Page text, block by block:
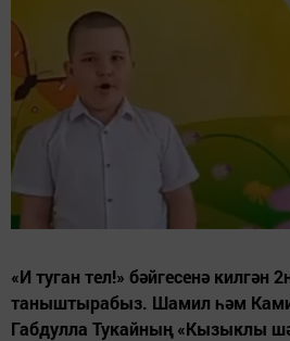
«И туган тел!» бәйгесенә килгән
таныштырабыз. Шамил һәм
Габдулла Тукайның «Кызыклы